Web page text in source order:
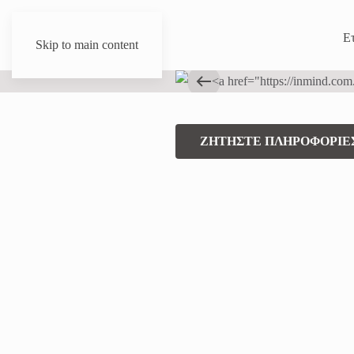
Skip to main content
ΖΗΤΗΣΤΕ